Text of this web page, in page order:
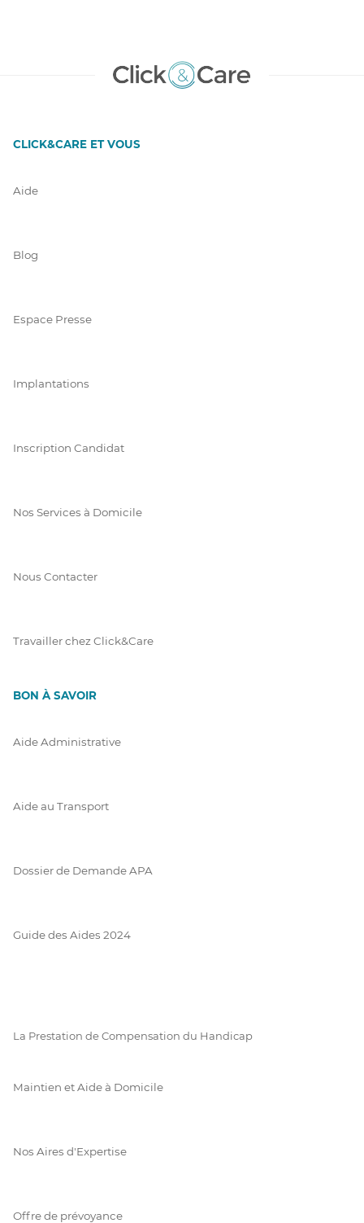
CLICK&CARE ET VOUS
Aide
Blog
Espace Presse
Implantations
Inscription Candidat
Nos Services à Domicile
Nous Contacter
Travailler chez Click&Care
BON À SAVOIR
Aide Administrative
Aide au Transport
Dossier de Demande APA
Guide des Aides 2024
La Prestation de Compensation du Handicap
Maintien et Aide à Domicile
Nos Aires d'Expertise
Offre de prévoyance